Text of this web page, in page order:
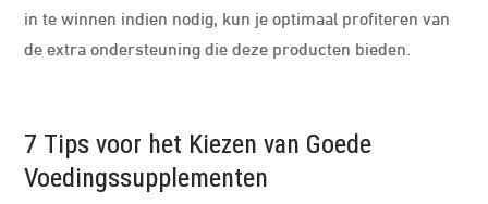
in te winnen indien nodig, kun je optimaal profiteren van
de extra ondersteuning die deze producten bieden.
7 Tips voor het Kiezen van Goede
Voedingssupplementen